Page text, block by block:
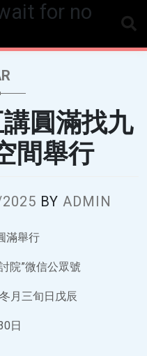
for no
圓滿找九
間舉行
BY ADMIN
滿舉行
院”微信公眾號
月三旬日戊辰
日